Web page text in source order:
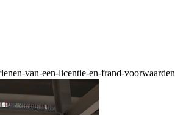
van-een-licentie-en-frand-voorwaarden